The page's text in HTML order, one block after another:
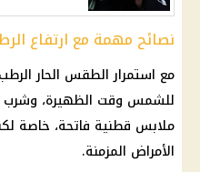
نصائح مهمة مع ارتفاع
مع استمرارالطقس الحار
للشمس وقت الظهيرة، وشرب
ملابس قطنية فاتحة، خاصة
الأمراض المزمنة.